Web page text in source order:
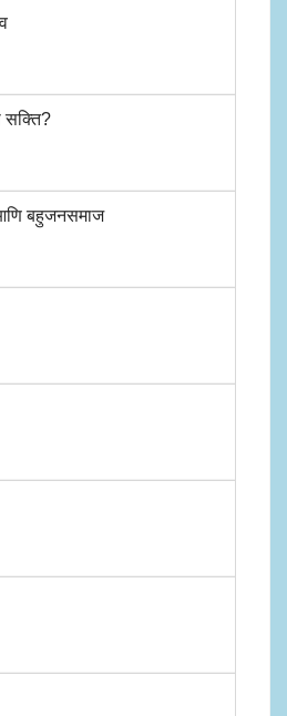
सक्ति?
बहुजनसमाज